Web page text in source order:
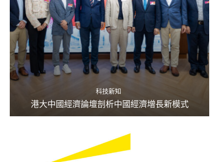
科技新知
港大中國經濟論壇剖析中國經濟增長新模式